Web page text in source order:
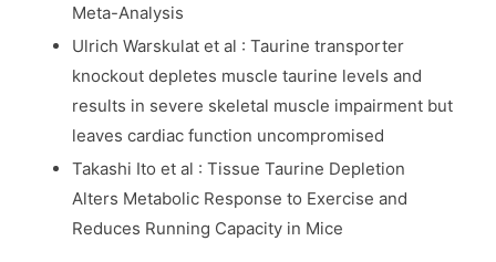
Meta-Analysis
Ulrich Warskulat et al : Taurine transporter
knockout depletes muscle taurine levels and
results in severe skeletal muscle impairment but
leaves cardiac function uncompromised
Takashi Ito et al : Tissue Taurine Depletion
Alters Metabolic Response to Exercise and
Reduces Running Capacity in Mice